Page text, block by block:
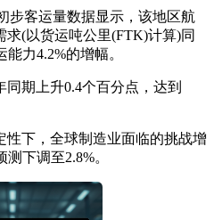
客运量数据显示，该地区航
(以货运吨公里(FTK)计算)同
力4.2%的增幅。
期上升0.4个百分点，达到
下，全球制造业面临的挑战增
下调至2.8%。